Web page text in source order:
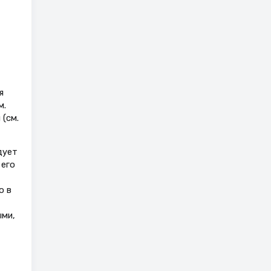
(см.
в